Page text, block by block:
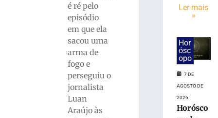
é ré pelo
episódio
em que ela
sacou uma
arma de
fogo e
perseguiu o
jornalista
Luan
Araújo às
candidatos
Brusque
Ler mais
»
Hor
ósc
opo
7 DE
AGOSTO DE
2026
Horósco